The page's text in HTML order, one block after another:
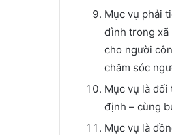
Mục vụ phải
đình trong xã
cho người
chăm sóc
Mục vụ là đối
định – cùng
Mục vụ là